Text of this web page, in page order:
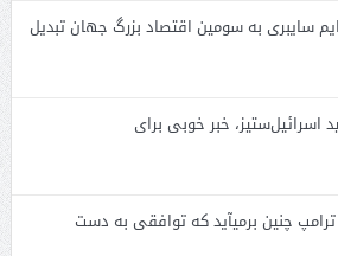
سایبری به سومین اقتصاد بزرگ جهان تبدیل
اسرائیل‌ستیز، خبر خوبی برای
ترامپ چنین برمیآید که توافقی به دست